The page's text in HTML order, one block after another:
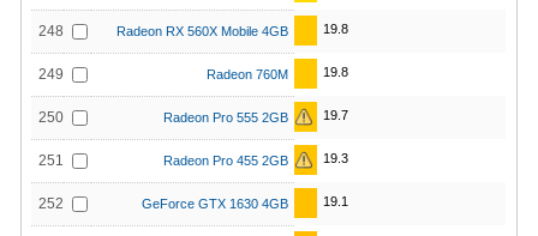
248 Radeon RX 560X Mobile 4GB 19.8
249 Radeon 760M 19.8
250 Radeon Pro 555 2GB 19.7
251 Radeon Pro 455 2GB 19.3
252 GeForce GTX 1630 4GB 19.1